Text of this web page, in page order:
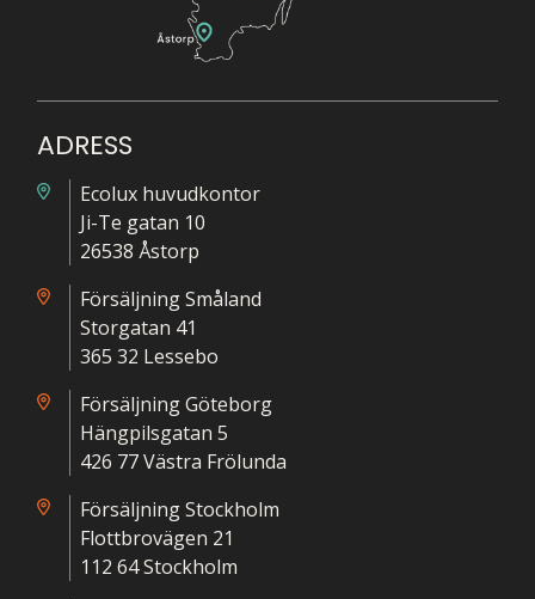
ADRESS
Ecolux huvudkontor
Ji-Te gatan 10
26538 Åstorp
Försäljning Småland
Storgatan 41
365 32 Lessebo
Försäljning Göteborg
Hängpilsgatan 5
426 77 Västra Frölunda
Försäljning Stockholm
Flottbrovägen 21
112 64 Stockholm